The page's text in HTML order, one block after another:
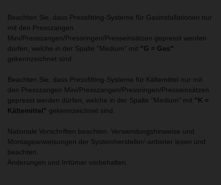
Beachten Sie, dass Pressfitting-Systeme für Gasinstallationen nur
mit den Presszangen
Mini/Presszangen/Pressringen/Presseinsätzen gepresst werden
dürfen, welche in der Spalte "Medium" mit "G = Gas"
gekennzeichnet sind.
Beachten Sie, dass Pressfitting-Systeme für Kältemittel nur mit
den Presszangen Mini/Presszangen/Pressringen/Presseinsätzen
gepresst werden dürfen, welche in der Spalte "Medium" mit "K =
Kältemittel" gekennzeichnet sind.
Nationale Vorschriften beachten. Verwendungshinweise und
Montageanweisungen der Systemhersteller/-anbieter lesen und
beachten.
Änderungen und Irrtümer vorbehalten.